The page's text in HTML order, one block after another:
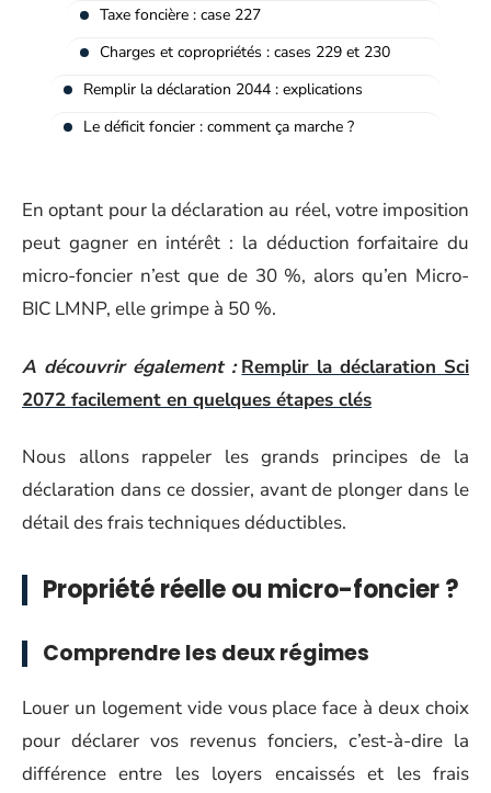
Taxe foncière : case 227
Charges et copropriétés : cases 229 et 230
Remplir la déclaration 2044 : explications
Le déficit foncier : comment ça marche ?
En optant pour la déclaration au réel, votre imposition
peut gagner en intérêt : la déduction forfaitaire du
micro-foncier n’est que de 30 %, alors qu’en Micro-
BIC LMNP, elle grimpe à 50 %.
A découvrir également : Remplir la déclaration Sci
2072 facilement en quelques étapes clés
Nous allons rappeler les grands principes de la
déclaration dans ce dossier, avant de plonger dans le
détail des frais techniques déductibles.
Propriété réelle ou micro-foncier ?
Comprendre les deux régimes
Louer un logement vide vous place face à deux choix
pour déclarer vos revenus fonciers, c’est-à-dire la
différence entre les loyers encaissés et les frais